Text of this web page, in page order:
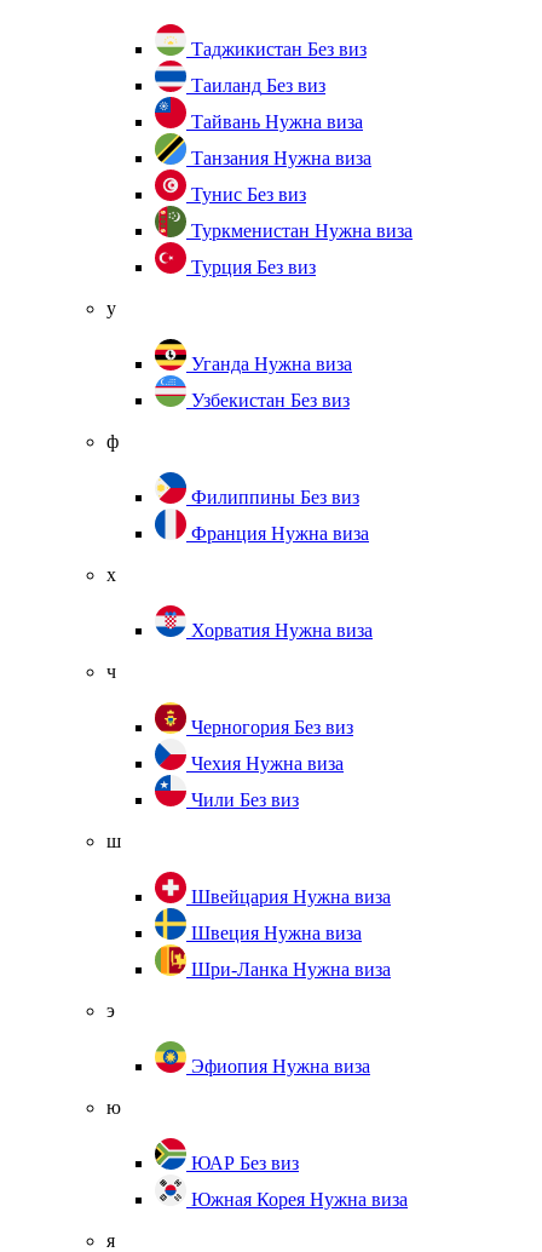
Таджикистан Без виз
Таиланд Без виз
Тайвань Нужна виза
Танзания Нужна виза
Тунис Без виз
Туркменистан Нужна виза
Турция Без виз
у
Уганда Нужна виза
Узбекистан Без виз
ф
Филиппины Без виз
Франция Нужна виза
х
Хорватия Нужна виза
ч
Черногория Без виз
Чехия Нужна виза
Чили Без виз
ш
Швейцария Нужна виза
Швеция Нужна виза
Шри-Ланка Нужна виза
э
Эфиопия Нужна виза
ю
ЮАР Без виз
Южная Корея Нужна виза
я